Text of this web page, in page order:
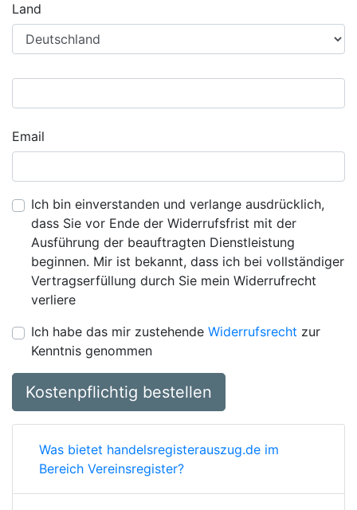
Land
Email
Ich bin einverstanden und verlange ausdrücklich,
dass Sie vor Ende der Widerrufsfrist mit der
Ausführung der beauftragten Dienstleistung
beginnen. Mir ist bekannt, dass ich bei vollständiger
Vertragserfüllung durch Sie mein Widerrufrecht
verliere
Ich habe das mir zustehende Widerrufsrecht zur
Kenntnis genommen
Kostenpflichtig bestellen
Was bietet handelsregisterauszug.de im
Bereich Vereinsregister?